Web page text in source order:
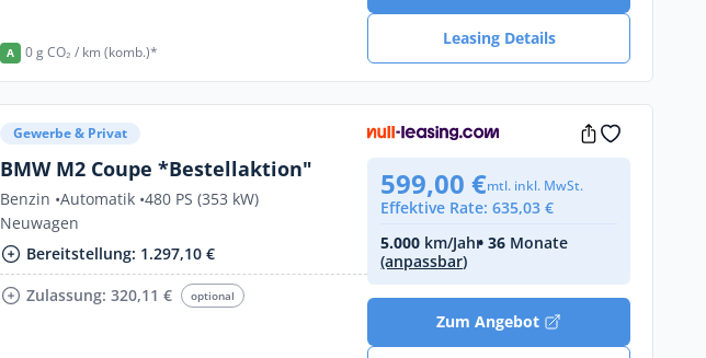
A 0 g CO₂ / km (komb.)*
Leasing Details
Gewerbe & Privat
BMW M2 Coupe *Bestellaktion"
Benzin •Automatik •480 PS (353 kW)
Neuwagen
Bereitstellung: 1.297,10 €
Zulassung: 320,11 €
optional
599,00 €mtl. inkl. MwSt.
Effektive Rate: 635,03 €
5.000 km/Jahr• 36 Monate
(anpassbar)
Zum Angebot